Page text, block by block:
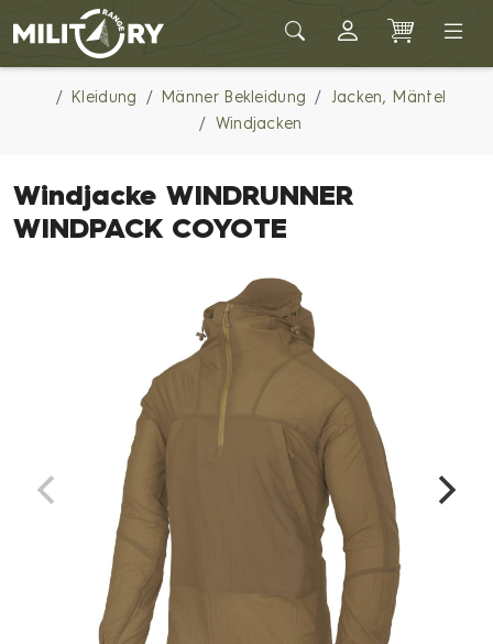
Army shop MILITARY RANGE
Kleidung Männer Bekleidung
Jacken, Mäntel
Windjacken
Windjacke WINDRUNNER
WINDPACK COYOTE